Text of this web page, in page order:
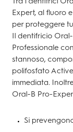
Expert, al fluoro
per proteggere
Il dentifricio
Professionale
stannoso,
polifosfato
immediata.
Oral-B Pro-
Si